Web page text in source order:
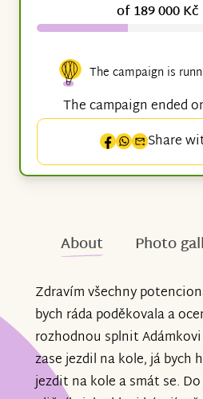
of 189 000 Kč
The campaign is
The campaign ended
Share
About Photo
Zdravím všechny
bych ráda poděkovala a
rozhodnou splnit
zase jezdil na kole, já bych
jezdit na kole a smát se.